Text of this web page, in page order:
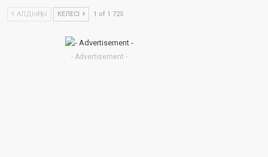
АЛДЫҢҒЫ КЕЛЕСІ 1 of 1 725
- Advertisement -